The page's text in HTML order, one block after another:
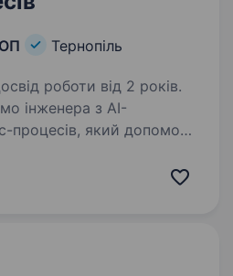
Тернопіль
роботи від 2 років.
процесів, який допоможе
операції та інтегрувати